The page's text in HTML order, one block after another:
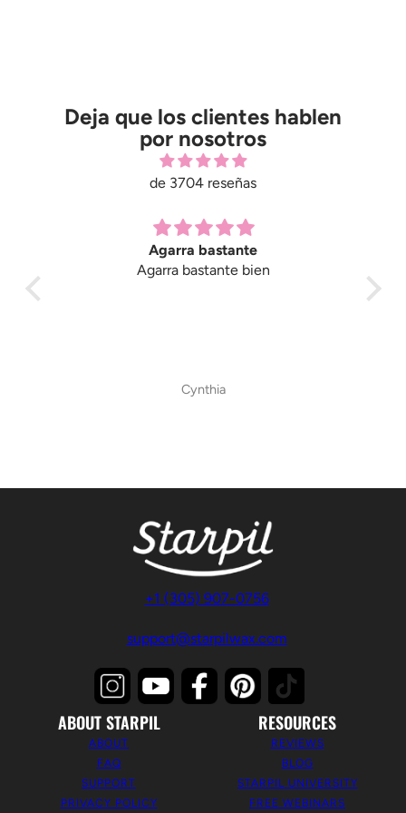
Deja que los clientes hablen
por nosotros
de 3704 reseñas
Agarra bastante
Agarra bastante bien
Cynthia
+1 (305) 907-0756
support@starpilwax.com
ABOUT STARPIL
ABOUT
FAQ
SUPPORT
PRIVACY POLICY
RESOURCES
REVIEWS
BLOG
STARPIL UNIVERSITY
FREE WEBINARS